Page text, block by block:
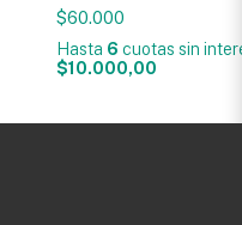
$60.000
Hasta 6 cuotas sin
$10.000,00